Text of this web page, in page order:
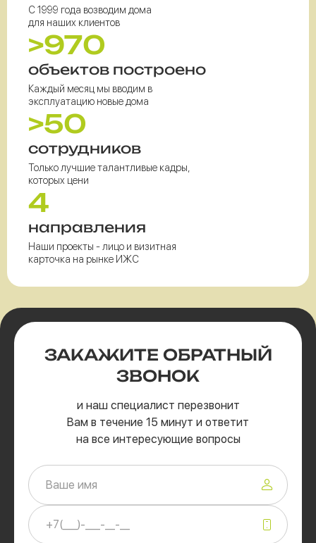
С 1999 года возводим дома
для наших клиентов
>970
объектов построено
Каждый месяц мы вводим в
эксплуатацию новые дома
>50
сотрудников
Только лучшие талантливые кадры,
которых цени
4
направления
Наши проекты - лицо и визитная
карточка на рынке ИЖС
ЗАКАЖИТЕ ОБРАТНЫЙ
ЗВОНОК
и наш специалист перезвонит
Вам в течение 15 минут и ответит
на все интересующие вопросы